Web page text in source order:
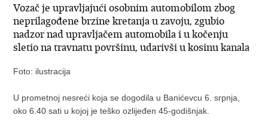
Vozač je upravljajući osobnim automobilom zbog
neprilagođene brzine kretanja u zavoju, zgubio
nadzor nad upravljačem automobila i u kočenju
sletio na travnatu površinu, udarivši u kosinu kanala
Foto: ilustracija
U prometnoj nesreći koja se dogodila u Banićevcu 6. srpnja,
oko 6.40 sati u kojoj je teško ozlijeđen 45-godišnjak.